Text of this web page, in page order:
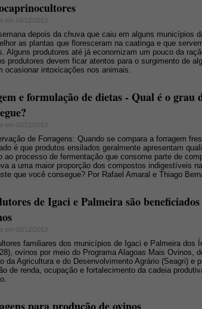
em 16/12/2013
depois da chuva que caiu em alguns municípios
as plantas que floresceram na caatinga e que
Alguns produtores até já economizam um pouco da
produtores devem ficar atentos para o surgimento de
ocasionar intoxicações nos animais.
e formulação de dietas - Qual é o grau
em 02/12/2013
de Forragens: Quando se compara a forragem
é que produtos ensilados geralmente apresentam
ao processo de fermentação que consome parte de
a uma maior proporção dos compostos indigestíveis
que você consegue? Por Rafael Amaral e Thiago
de Igaci e Palmeira são
em 02/12/2013
familiares dos municípios de Igaci e Palmeira dos
ovinos por meio do Programa Alagoas Mais Ovinos,
da Agricultura e do Desenvolvimento Agrário (Seagri) e
de renda, ocupação e fortalecimento da cadeia